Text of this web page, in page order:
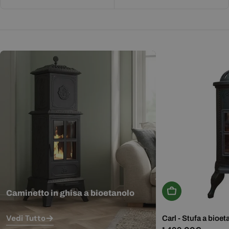
Caminetto in ghisa a bioetanolo
Vedi Tutto
Aggiungi Al
Carl - Stufa a